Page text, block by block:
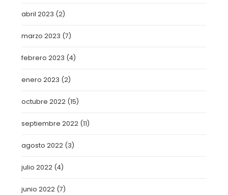
abril 2023 (2)
marzo 2023 (7)
febrero 2023 (4)
enero 2023 (2)
octubre 2022 (15)
septiembre 2022 (11)
agosto 2022 (3)
julio 2022 (4)
junio 2022 (7)